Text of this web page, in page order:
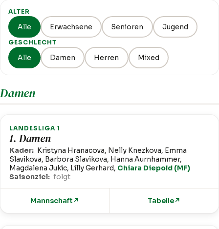
ALTER
Alle Erwachsene Senioren Jugend
GESCHLECHT
Alle Damen Herren Mixed
Damen
LANDESLIGA 1
1. Damen
Kader: Kristyna Hranacova, Nelly Knezkova, Emma
Slavikova, Barbora Slavikova, Hanna Aurnhammer,
Magdalena Jukic, Lilly Gerhard, Chiara Diepold (MF)
Saisonziel: folgt
Mannschaft ↗ Tabelle↗